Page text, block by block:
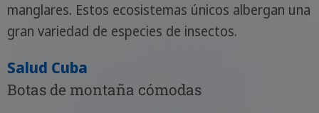
manglares. Estos ecosistemas únicos albergan una
gran variedad de especies de insectos.
Salud Cuba
Botas de montaña cómodas